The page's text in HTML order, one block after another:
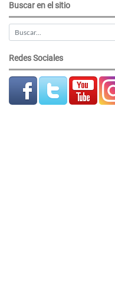
Buscar en el sitio
Redes Sociales